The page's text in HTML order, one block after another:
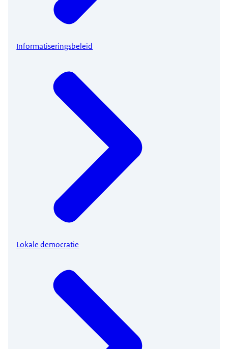
Informatiseringsbeleid
Lokale democratie